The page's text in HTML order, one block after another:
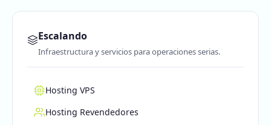
Escalando
Infraestructura y servicios para operaciones serias.
Hosting VPS
Hosting Revendedores